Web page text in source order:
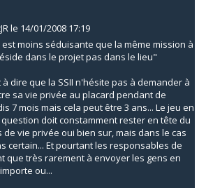
le 14/01/2008 17:19
moins séduisante que la même mission à
dans le projet pas dans le lieu"
dire que la SSII n'hésite pas à demander à
sa vie privée au placard pendant de
7 mois mais cela peut être 3 ans... Le jeu en
doit constamment rester en tête du
de vie privée oui bien sur, mais dans le cas
certain... Et pourtant les responsables de
que très rarement à envoyer les gens en
ou...